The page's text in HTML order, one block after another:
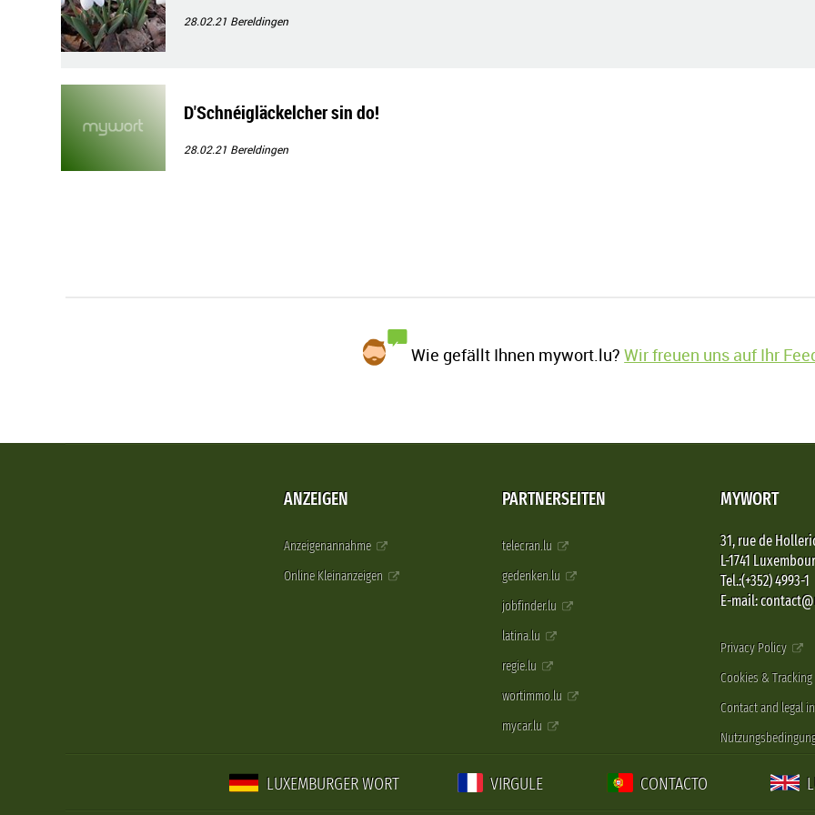
28.02.21 Bereldingen
D'Schnéigläckelcher sin do!
28.02.21 Bereldingen
Wie gefällt Ihnen mywort.lu?Wir freuen uns auf Ihr
ANZEIGEN
Anzeigenannahme
Online Kleinanzeigen
PARTNERSEITEN
telecran.lu
gedenken.lu
jobfinder.lu
latina.lu
regie.lu
wortimmo.lu
mycar.lu
MYWORT
31, rue de
L-1741
Tel.:(+352) 4993-1
E-mail:
Privacy Policy
Cookies & Tracking
Contact and legal
LUXEMBURGER WORT VIRGULE CONTACTO